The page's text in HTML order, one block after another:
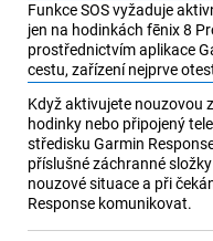
Funkce SOS vyžaduje
jen na hodinkách fēnix 8
prostřednictvím aplikace
cestu, zařízení nejprve
Když aktivujete nouzovou
hodinky nebo připojený
středisku Garmin
příslušné záchranné složky
nouzové situace a při
Response komunikovat.